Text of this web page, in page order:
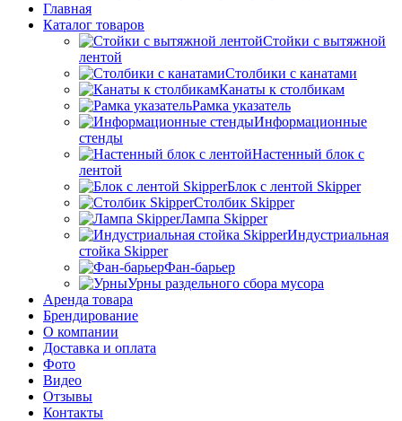
Главная
Каталог товаров
Стойки с вытяжной
лентой
Столбики с канатами
Канаты к столбикам
Рамка указатель
Информационные
стенды
Настенный блок с
лентой
Блок с лентой Skipper
Столбик Skipper
Лампа Skipper
Индустриальная
стойка Skipper
Фан-барьер
Урны раздельного сбора мусора
Аренда товара
Брендирование
О компании
Доставка и оплата
Фото
Видео
Отзывы
Контакты